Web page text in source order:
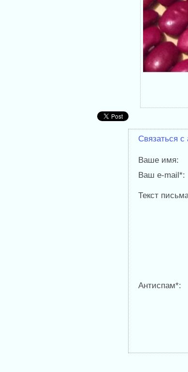
Связаться
Ваше имя:
Ваш e-mail*:
Текст
Антиспам*: